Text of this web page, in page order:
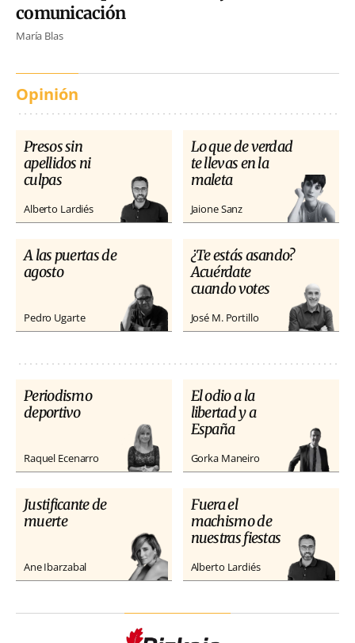
comunicación
María Blas
Opinión
Presos sin
apellidos ni
culpas
Alberto Lardiés
Lo que de verdad
te llevas en la
maleta
Jaione Sanz
A las puertas de
agosto
Pedro Ugarte
¿Te estás asando?
Acuérdate
cuando votes
José M. Portillo
Periodismo
deportivo
Raquel Ecenarro
El odio a la
libertad y a
España
Gorka Maneiro
Justificante de
muerte
Ane Ibarzabal
Fuera el
machismo de
nuestras fiestas
Alberto Lardiés